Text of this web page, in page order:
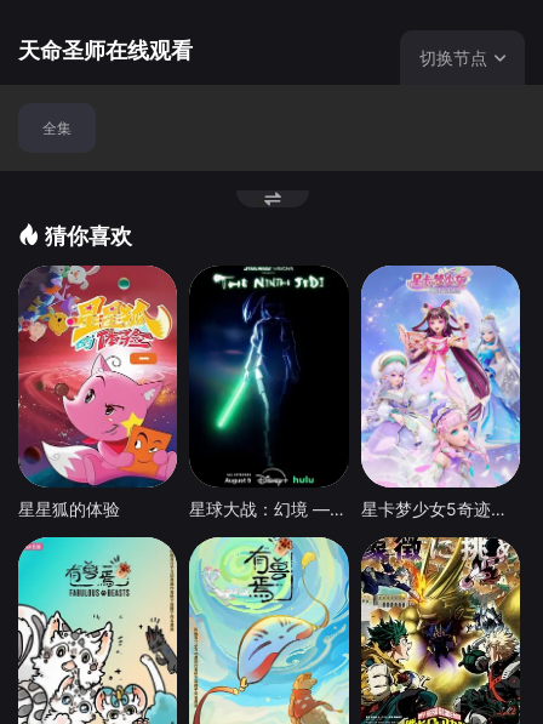
天命圣师在线观看 切换节点
全集
猜你喜欢
星星狐的体验 星球大战：幻境 — 第九个绝地武士 星卡梦少女5奇迹绽放